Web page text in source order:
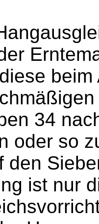
34
oder so
den
ist nur